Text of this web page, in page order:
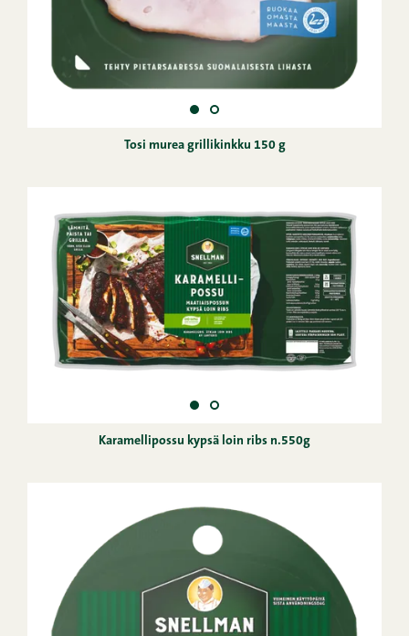
Tosi murea grillikinkku 150 g
Karamellipossu kypsä loin ribs n.550g